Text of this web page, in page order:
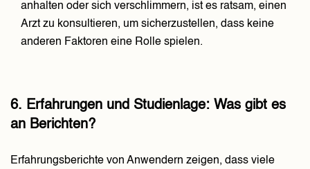
anhalten oder sich verschlimmern, ist es ratsam, einen
Arzt zu konsultieren, um sicherzustellen, dass keine
anderen Faktoren eine Rolle spielen.
6. Erfahrungen und Studienlage: Was gibt es
an Berichten?
Erfahrungsberichte von Anwendern zeigen, dass viele